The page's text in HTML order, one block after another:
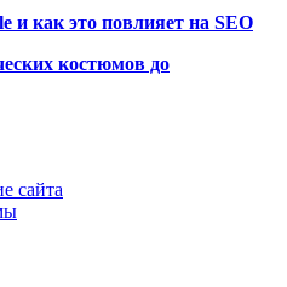
и как это повлияет на SEO
костюмов до
сайта